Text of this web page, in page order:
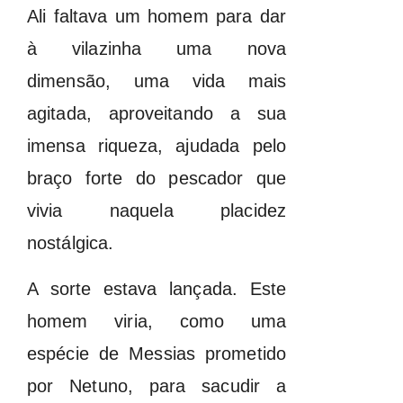
Ali faltava um homem para dar
à vilazinha uma nova
dimensão, uma vida mais
agitada, aproveitando a sua
imensa riqueza, ajudada pelo
braço forte do pescador que
vivia naquela placidez
nostálgica.
A sorte estava lançada. Este
homem viria, como uma
espécie de Messias prometido
por Netuno, para sacudir a